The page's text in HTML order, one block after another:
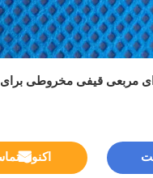
مربعی قیفی مخروطی
اکنون